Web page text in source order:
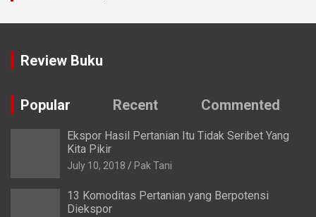
Review Buku
Popular Recent Commented
Ekspor Hasil Pertanian Itu Tidak Seribet Yang
Kita Pikir
July 10, 2018 Pak Tani
13 Komoditas Pertanian yang Berpotensi
Diekspor